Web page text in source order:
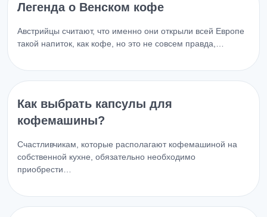
Легенда о Венском кофе
Австрийцы считают, что именно они открыли всей Европе
такой напиток, как кофе, но это не совсем правда,…
Как выбрать капсулы для
кофемашины?
Счастливчикам, которые располагают кофемашиной на
собственной кухне, обязательно необходимо
приобрести…